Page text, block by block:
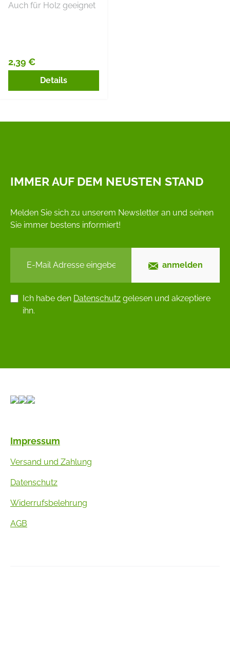
Auch für Holz geeignet
Regulärer Preis:
2,39 €
Details
IMMER AUF DEM NEUSTEN STAND
Melden Sie sich zu unserem Newsletter an und seinen
Sie immer bestens informiert!
anmelden
Ich habe den Datenschutz gelesen und akzeptiere
ihn.
Impressum
Versand und Zahlung
Datenschutz
Widerrufsbelehrung
AGB